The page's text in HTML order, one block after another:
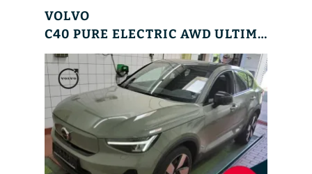
VOLVO
C40 PURE ELECTRIC AWD ULTIMATE AHK+LM20+MET+360°